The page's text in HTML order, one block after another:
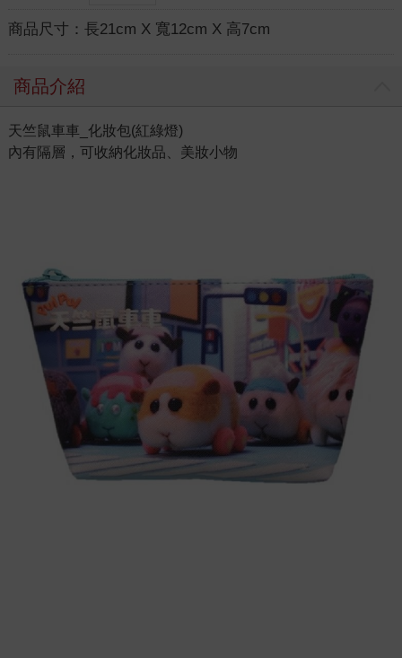
商品尺寸： 長21cm X 寬12cm X 高7cm
商品介紹
天竺鼠車車_化妝包(紅綠燈)
內有隔層，可收納化妝品、美妝小物